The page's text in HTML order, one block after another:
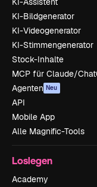
KI-Bildgenerator
KI-Videogenerator
KI-Stimmengenerator
Stock-Inhalte
MCP für Claude/
Agenten Neu
API
Mobile App
Alle Magnific-Tools
Loslegen
Academy